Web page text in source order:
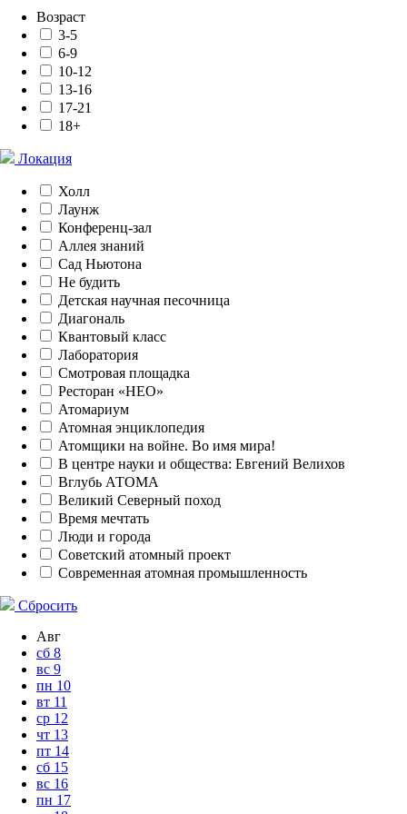
Возраст
3-5
6-9
10-12
13-16
17-21
18+
Локация
Холл
Лаунж
Конференц-зал
Аллея знаний
Сад Ньютона
Не будить
Детская научная песочница
Диагональ
Квантовый класс
Лаборатория
Смотровая площадка
Ресторан «НЕО»
Атомариум
Атомная энциклопедия
Атомщики на войне. Во имя мира!
В центре науки и общества: Евгений Велихов
Вглубь АТОМА
Великий Северный поход
Время мечтать
Люди и города
Советский атомный проект
Современная атомная промышленность
Сбросить
Авг
сб 8
вс 9
пн 10
вт 11
ср 12
чт 13
пт 14
сб 15
вс 16
пн 17